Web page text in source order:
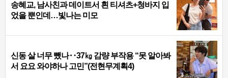
송혜교, 남사친과 데이트서 흰 티셔츠+청바지 입
었을 뿐인데…빛나는 미모
신동 살 너무 뺐나‥37㎏ 감량 부작용 “못 알아봐
서 요요 와야하나 고민”(전현무계획4)